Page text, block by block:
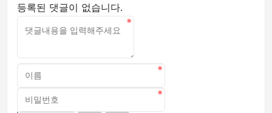
등록된 댓글이 없습니다.